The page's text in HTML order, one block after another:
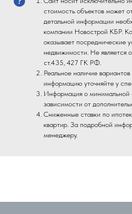
стоимость объектов может
детальной информации
компании Новострой КБР.
оказывает посреднические
недвижимости. Не является
ст.435, 427 ГК РФ.
Реальное наличие
информацию уточняйте у
Информация о минимальной
зависимости от
Сниженные ставки по
квартир. За подробной
менеджеру.